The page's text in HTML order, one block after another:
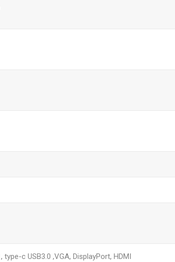
type-c USB3.0 ,VGA, DisplayPort, HDMI